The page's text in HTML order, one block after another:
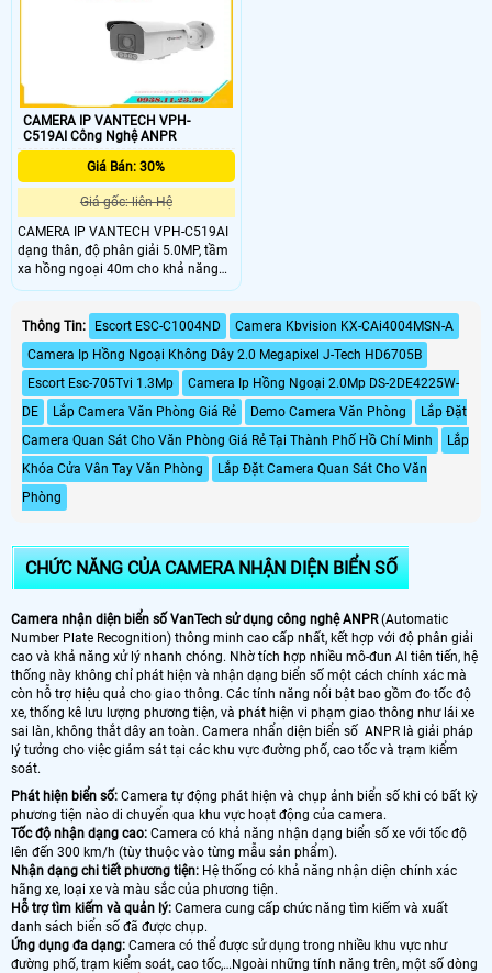
CAMERA IP VANTECH VPH-
C519AI Công Nghệ ANPR
Giá Bán: 30%
Giá gốc: liên Hệ
CAMERA IP VANTECH VPH-C519AI
dạng thân, độ phân giải 5.0MP, tầm
xa hồng ngoại 40m cho khả năng
quan sát bao quát, truyền tải dữ liệu
Thông Tin: Escort ESC-C1004ND
Camera Kbvision KX-CAi4004MSN-A
Camera Ip Hồng Ngoại Không Dây 2.0 Megapixel J-Tech HD6705B
Escort Esc-705Tvi 1.3Mp
Camera Ip Hồng Ngoại 2.0Mp DS-2DE4225W-
DE
Lắp Camera Văn Phòng Giá Rẻ Demo Camera Văn Phòng
Lắp Đặt
Camera Quan Sát Cho Văn Phòng Giá Rẻ Tại Thành Phố Hồ Chí Minh
Lắp
Khóa Cửa Vân Tay Văn Phòng
Lắp Đặt Camera Quan Sát Cho Văn
Phòng
CHỨC NĂNG CỦA CAMERA NHẬN DIỆN BIỂN SỐ
Camera nhận diện biển số VanTech sử dụng công nghệ ANPR(Automatic
Number Plate Recognition) thông minh cao cấp nhất, kết hợp với độ phân giải
cao và khả năng xử lý nhanh chóng. Nhờ tích hợp nhiều mô-đun AI tiên tiến, hệ
thống này không chỉ phát hiện và nhận dạng biển số một cách chính xác mà
còn hỗ trợ hiệu quả cho giao thông. Các tính năng nổi bật bao gồm đo tốc độ
xe, thống kê lưu lượng phương tiện, và phát hiện vi phạm giao thông như lái xe
sai làn, không thắt dây an toàn. Camera nhẩn diện biển số ANPR là giải pháp
lý tưởng cho việc giám sát tại các khu vực đường phố, cao tốc và trạm kiểm
soát.
Phát hiện biển số: Camera tự động phát hiện và chụp ảnh biển số khi có bất kỳ
phương tiện nào di chuyển qua khu vực hoạt động của camera.
Tốc độ nhận dạng cao: Camera có khả năng nhận dạng biển số xe với tốc độ
lên đến 300 km/h (tùy thuộc vào từng mẫu sản phẩm).
Nhận dạng chi tiết phương tiện: Hệ thống có khả năng nhận diện chính xác
hãng xe, loại xe và màu sắc của phương tiện.
Hỗ trợ tìm kiếm và quản lý: Camera cung cấp chức năng tìm kiếm và xuất
danh sách biển số đã được chụp.
Ứng dụng đa dạng: Camera có thể được sử dụng trong nhiều khu vực như
đường phố, trạm kiểm soát, cao tốc,…Ngoài những tính năng trên, một số dòng